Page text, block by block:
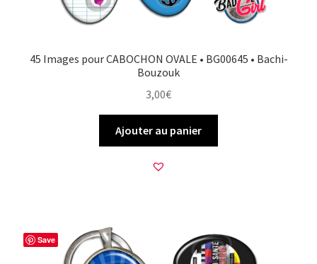
45 Images pour CABOCHON OVALE • BG00645 • Bachi-
Bouzouk
3,00€
Ajouter au panier
Save